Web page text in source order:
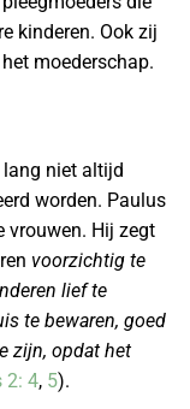
kinderen. Ook zij
moederschap.
lang niet altijd
worden. Paulus
vrouwen. Hij zegt
voorzichtig te
lief te
te bewaren, goed
zijn, opdat het
2: 4, 5).